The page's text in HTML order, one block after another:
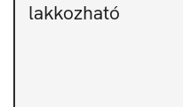
lakkozható